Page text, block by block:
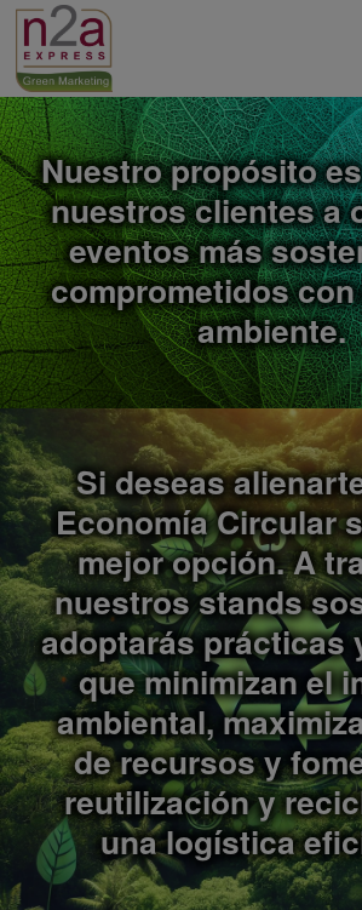
Nuestro propósito
nuestros clientes a
eventos más
comprometidos
ambiente.
Si deseas
Economía Circular
mejor opción. A
nuestros stands
adoptarás prácticas
que minimizan el
ambiental,
de recursos y
reutilización y
una logística